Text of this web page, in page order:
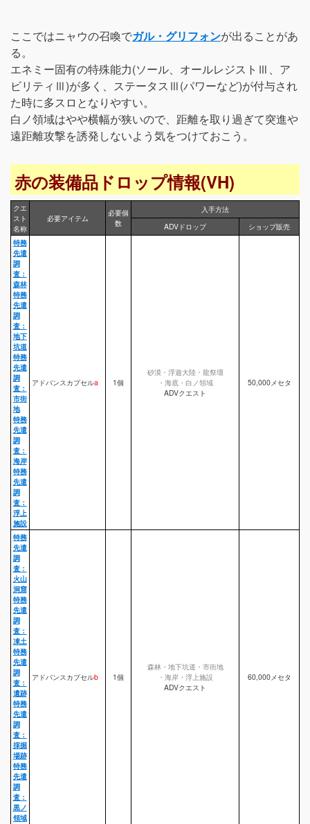
ここではニャウの召喚でガル・グリフォンが出ることがあ
る。
エネミー固有の特殊能力(ソール、オールレジストⅢ、ア
ビリティⅢ)が多く、ステータスⅢ(パワーなど)が付与され
た時に多スロとなりやすい。
白ノ領域はやや横幅が狭いので、距離を取り過ぎて突進や
遠距離攻撃を誘発しないよう気をつけておこう。
赤の装備品ドロップ情報(VH)
クエ
スト
名称
必要アイテム
必要個
数
入手方法
ADVドロップ
ショップ販売
特務
先遣
調
査：
森林
特務
先遣
調
査：
地下
坑道
特務
先遣
調
査：
市街
地
特務
先遣
調
査：
海岸
特務
先遣
調
査：
浮上
施設
アドバンスカプセルa 1個
砂漠・浮遊大陸・龍祭壇
・海底・白ノ領域
ADVクエスト
50,000メセタ
特務
先遣
調
査：
火山
洞窟
特務
先遣
調
査：
凍土
特務
先遣
調
査：
遺跡
特務
先遣
調
査：
採掘
場跡
特務
先遣
調
査：
黒ノ
領域
アドバンスカプセルb 1個
森林・地下坑道・市街地
・海岸・浮上施設
ADVクエスト
60,000メセタ